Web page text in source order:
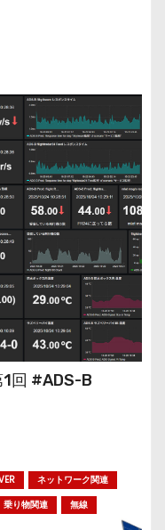
回 #ADS-B
ネットワーク関連
乗り物関連 無線